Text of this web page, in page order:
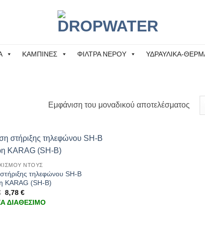
ΚΑΜΠΙΝΕΣ ΦΙΛΤΡΑ ΝΕΡΟΥ ΥΔΡΑΥΛΙΚΑ-
Εμφάνιση του μοναδικού αποτελέσματος
ΝΤΟΥΣ
τηλεφώνου SH-B
KARAG (SH-B)
8,78€
ΔΙΑΘΕΣΙΜΟ